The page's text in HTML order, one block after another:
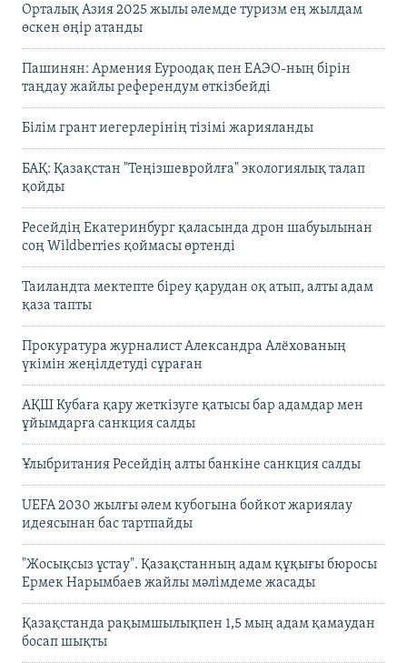
Орталық Азия 2025 жылы әлемде туризм ең жылдам
өскен өңір атанды
Пашинян: Армения Еуроодақ пен ЕАЭО-ның бірін
таңдау жайлы референдум өткізбейді
Білім грант иегерлерінің тізімі жарияланды
БАҚ: Қазақстан "Теңізшевройлға" экологиялық талап
қойды
Ресейдің Екатеринбург қаласында дрон шабуылынан
соң Wildberries қоймасы өртенді
Таиландта мектепте біреу қарудан оқ атып, алты адам
қаза тапты
Прокуратура журналист Александра Алёхованың
үкімін жеңілдетуді сұраған
АҚШ Кубаға қару жеткізуге қатысы бар адамдар мен
ұйымдарға санкция салды
Ұлыбритания Ресейдің алты банкіне санкция салды
UEFA 2030 жылғы әлем кубогына бойкот жариялау
идеясынан бас тартпайды
"Жосықсыз ұстау". Қазақстанның адам құқығы бюросы
Ермек Нарымбаев жайлы мәлімдеме жасады
Қазақстанда рақымшылықпен 1,5 мың адам қамаудан
босап шықты